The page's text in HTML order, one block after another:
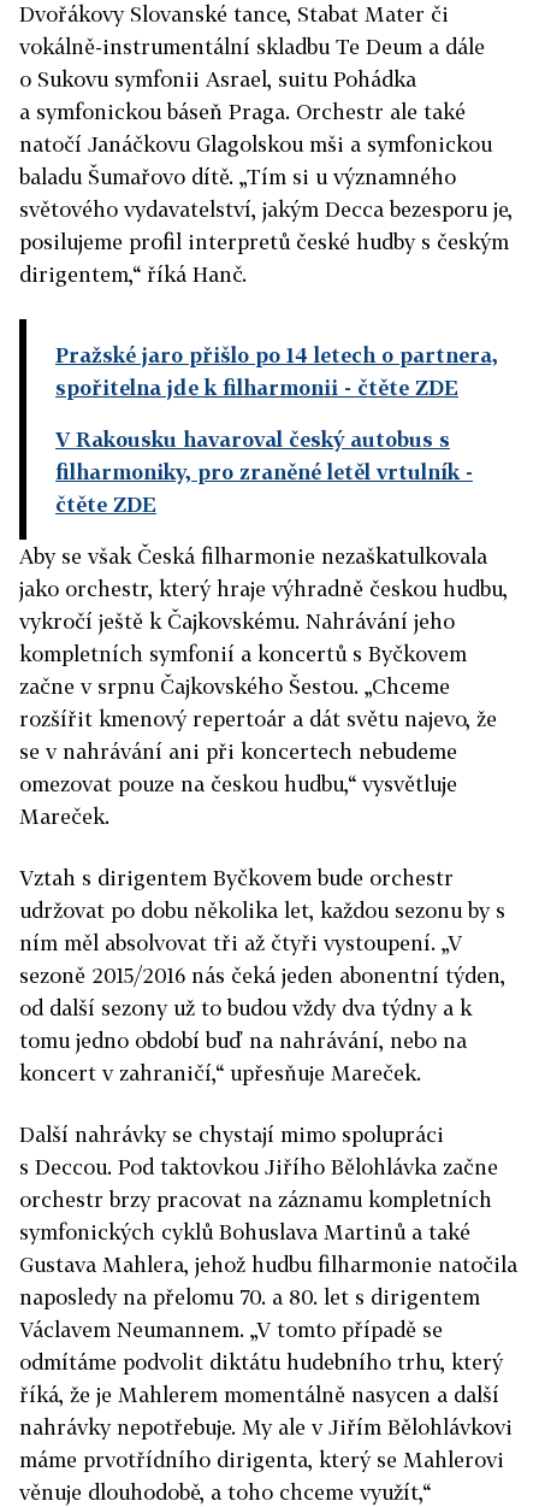
Dvořákovy Slovanské tance, Stabat Mater či
vokálně-instrumentální skladbu Te Deum a dále
o Sukovu symfonii Asrael, suitu Pohádka
a symfonickou báseň Praga. Orchestr ale také
natočí Janáčkovu Glagolskou mši a symfonickou
baladu Šumařovo dítě. „Tím si u významného
světového vydavatelství, jakým Decca bezesporu je,
posilujeme profil interpretů české hudby s českým
dirigentem,“ říká Hanč.
Pražské jaro přišlo po 14 letech o partnera,
spořitelna jde k filharmonii - čtěte ZDE
V Rakousku havaroval český autobus s
filharmoniky, pro zraněné letěl vrtulník -
čtěte ZDE
Aby se však Česká filharmonie nezaškatulkovala
jako orchestr, který hraje výhradně českou hudbu,
vykročí ještě k Čajkovskému. Nahrávání jeho
kompletních symfonií a koncertů s Byčkovem
začne v srpnu Čajkovského Šestou. „Chceme
rozšířit kmenový repertoár a dát světu najevo, že
se v nahrávání ani při koncertech nebudeme
omezovat pouze na českou hudbu,“ vysvětluje
Mareček.
Vztah s dirigentem Byčkovem bude orchestr
udržovat po dobu několika let, každou sezonu by s
ním měl absolvovat tři až čtyři vystoupení. „V
sezoně 2015/2016 nás čeká jeden abonentní týden,
od další sezony už to budou vždy dva týdny a k
tomu jedno období buď na nahrávání, nebo na
koncert v zahraničí,“ upřesňuje Mareček.
Další nahrávky se chystají mimo spolupráci
s Deccou. Pod taktovkou Jiřího Bělohlávka začne
orchestr brzy pracovat na záznamu kompletních
symfonických cyklů Bohuslava Martinů a také
Gustava Mahlera, jehož hudbu filharmonie natočila
naposledy na přelomu 70. a 80. let s dirigentem
Václavem Neumannem. „V tomto případě se
odmítáme podvolit diktátu hudebního trhu, který
říká, že je Mahlerem momentálně nasycen a další
nahrávky nepotřebuje. My ale v Jiřím Bělohlávkovi
máme prvotřídního dirigenta, který se Mahlerovi
věnuje dlouhodobě, a toho chceme využít,“